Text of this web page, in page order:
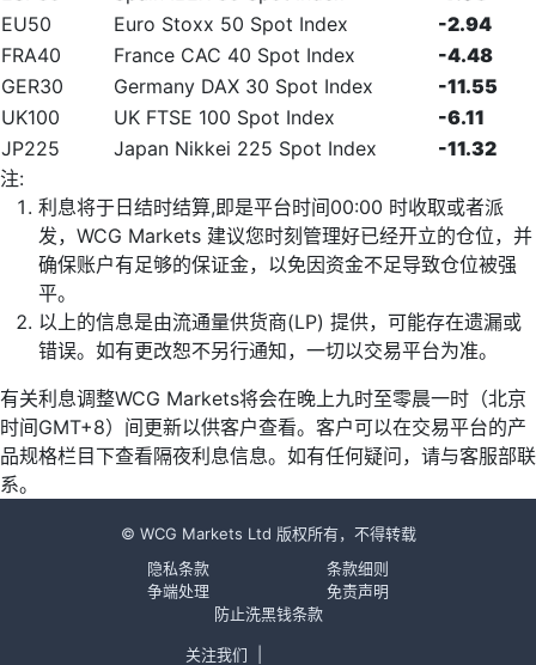
EU50
Euro Stoxx 50 Spot Index
-2.94
FRA40
France CAC 40 Spot Index
-4.48
GER30
Germany DAX 30 Spot Index
-11.55
UK100
UK FTSE 100 Spot Index
-6.11
JP225
Japan Nikkei 225 Spot Index
-11.32
注:
利息将于日结时结算,即是平台时间00:00 时收取或者派
发，WCG Markets 建议您时刻管理好已经开立的仓位，并
确保账户有足够的保证金，以免因资金不足导致仓位被强
平。
以上的信息是由流通量供货商(LP) 提供，可能存在遗漏或
错误。如有更改恕不另行通知，一切以交易平台为准。
有关利息调整WCG Markets将会在晚上九时至零晨一时（北京
时间GMT+8）间更新以供客户查看。客户可以在交易平台的产
品规格栏目下查看隔夜利息信息。如有任何疑问，请与客服部联
系。
© WCG Markets Ltd 版权所有，不得转载
隐私条款
条款细则
争端处理
免责声明
防止洗黑钱条款
关注我们